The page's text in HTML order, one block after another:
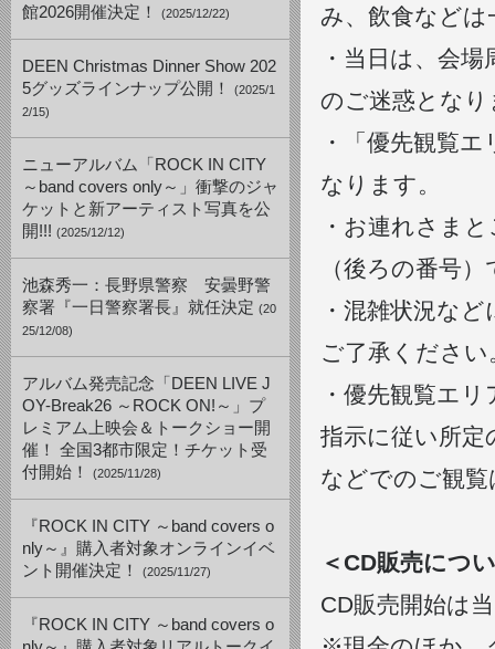
館2026開催決定！
(2025/12/22)
DEEN Christmas Dinner Show 202
5グッズラインナップ公開！
(2025/1
2/15)
ニューアルバム「ROCK IN CITY
～band covers only～」衝撃のジャ
ケットと新アーティスト写真を公
開!!! (2025/12/12)
池森秀一：長野県警察 安曇野警
察署『一日警察署長』就任決定 (20
25/12/08)
アルバム発売記念「DEEN LIVE J
OY-Break26 ～ROCK ON!～」プ
レミアム上映会＆トークショー開
催！ 全国3都市限定！チケット受
付開始！
(2025/11/28)
『ROCK IN CITY ～band covers o
nly～』購入者対象オンラインイベ
ント開催決定！
(2025/11/27)
『ROCK IN CITY ～band covers o
み、飲食など
・当日は、会
のご迷惑とな
・「優先観覧
なります。
・お連れさま
（後ろの番号
・混雑状況な
ご了承ください
・優先観覧エ
指示に従い所定
などでのご観
＜CD販売につ
CD販売開始は